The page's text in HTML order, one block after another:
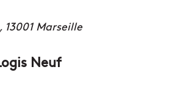
13001 Marseille
Neuf